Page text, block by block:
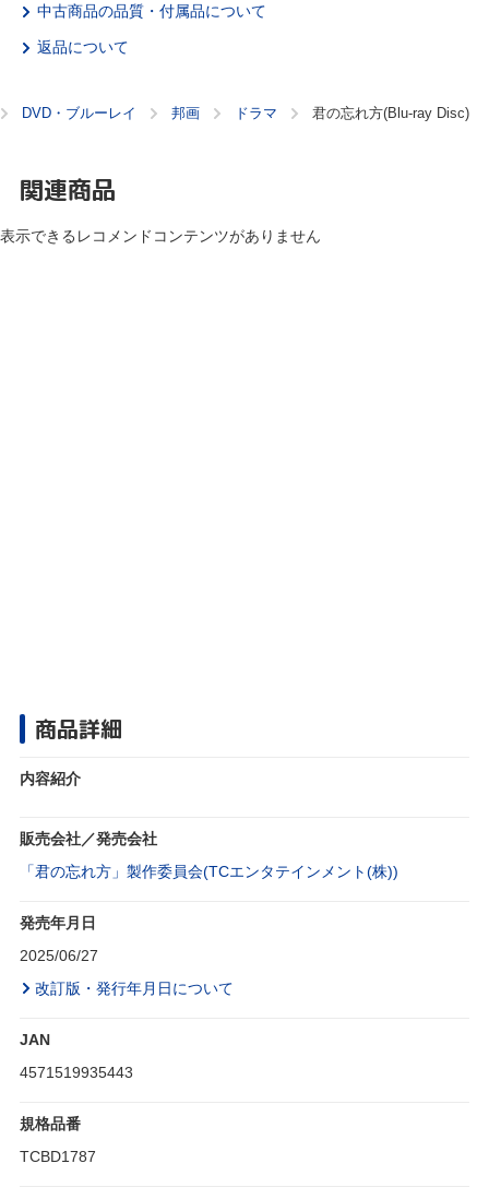
中古商品の品質・付属品について
返品について
DVD・ブルーレイ 邦画 ドラマ 君の忘れ方(Blu-ray Disc)
関連商品
表示できるレコメンドコンテンツがありません
商品詳細
内容紹介
販売会社／発売会社
「君の忘れ方」製作委員会(TCエンタテインメント(株))
発売年月日
2025/06/27
改訂版・発行年月日について
JAN
4571519935443
規格品番
TCBD1787